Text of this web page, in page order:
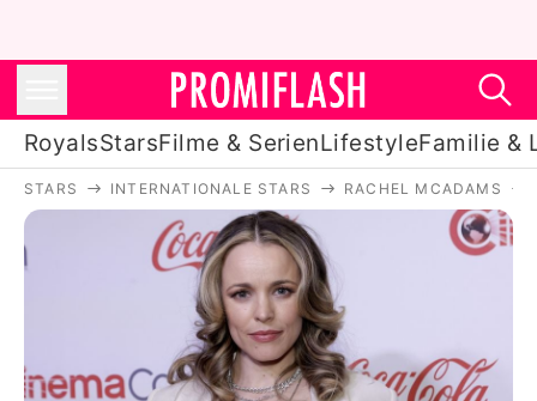
RoyalsStarsFilme & SerienLifestyleFamilie &
Royals
Stars
Filme & Serien
Lifestyle
STARS INTERNATIONALE STARS RACHEL MCADAMS